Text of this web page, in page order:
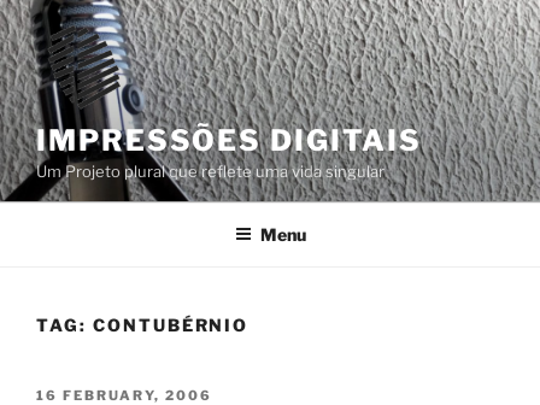
Skip
to
content
IMPRESSÕES DIGITAIS
Um Projeto plural que reflete uma vida singular
Menu
TAG: CONTUBÉRNIO
POSTED
16 FEBRUARY, 2006